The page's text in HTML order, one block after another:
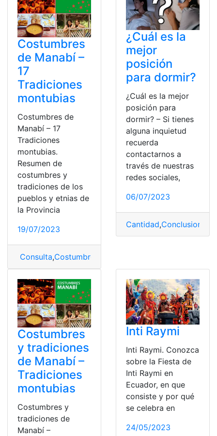
Costumbres
de Manabí –
17
Tradiciones
montubias
Costumbres de
Manabí – 17
Tradiciones
montubias.
Resumen de
costumbres y
tradiciones de los
pueblos y etnias de
la Provincia
19/07/2023
Consulta,Costumbres
¿Cuál es la
mejor
posición
para dormir?
¿Cuál es la mejor
posición para
dormir? – Si tienes
alguna inquietud
recuerda
contactarnos a
través de nuestras
redes sociales,
06/07/2023
Cantidad,Conclusiones
Costumbres
y tradiciones
de Manabí –
Tradiciones
montubias
Costumbres y
tradiciones de
Manabí –
Inti Raymi
Inti Raymi. Conozca
sobre la Fiesta de
Inti Raymi en
Ecuador, en que
consiste y por qué
se celebra en
24/05/2023